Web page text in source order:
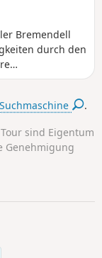
Bremendell
durch den
Sturzelbronn
Suchmaschine .
sind Eigentum
Genehmigung